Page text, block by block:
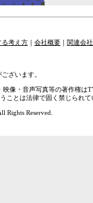
る考え方 ｜ 会社概要 ｜ 関連会社
ざいます。
映像・音声写真等の著作権
ことは法律で固く禁じられて
Rights Reserved.